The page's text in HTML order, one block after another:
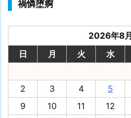
禍憐堕痾
2026年8月
日
月 火 水
2
3 4 5
9
10 11 12